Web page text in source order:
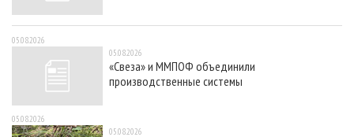
05.08.2026
05.08.2026
«Свеза» и ММПОФ объединили
производственные системы
05.08.2026
05.08.2026